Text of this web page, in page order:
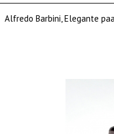
Alfredo Barbini, Elegante